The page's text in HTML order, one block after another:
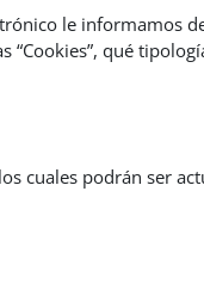
le informamos
qué
cuales podrán ser